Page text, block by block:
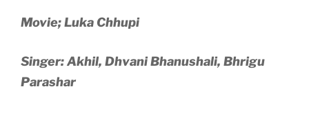
Movie; Luka Chhupi
Singer: Akhil, Dhvani Bhanushali, Bhrigu
Parashar